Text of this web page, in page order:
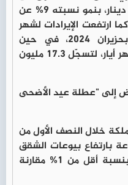
العام الحالي إلى 122.9 مليون دينار، بنمو نسبته 9% عن
ارتفعت الإيرادات لشهر
حزيران بنسبة 29% مقارنة بحزيران 2024، في حين
تراجعت بنسبة 18% مقارنة بشهر أيار، لتسجّل 17.3 مليون
إلى "عطلة عيد الأضحى
خلال النصف الأول من
1%، مدفوعة بارتفاع بيوعات الشقق
بنسبة 6%، وبيوعات الأراضي بنسبة أقل من 1% مقارنة